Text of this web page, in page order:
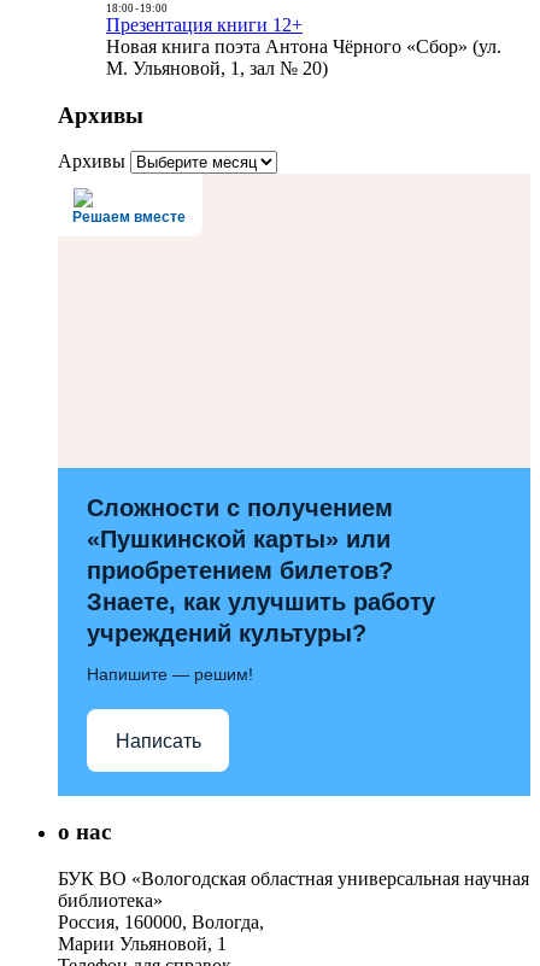
18:00- 19:00
Презентация книги 12+
Новая книга поэта Антона Чёрного «Сбор» (ул.
М. Ульяновой, 1, зал № 20)
Архивы
Архивы
Решаем вместе
Сложности с получением
«Пушкинской карты» или
приобретением билетов?
Знаете, как улучшить работу
учреждений культуры?
Напишите — решим!
Написать
о нас
БУК ВО «Вологодская областная универсальная научная
библиотека»
Россия, 160000, Вологда,
Марии Ульяновой, 1